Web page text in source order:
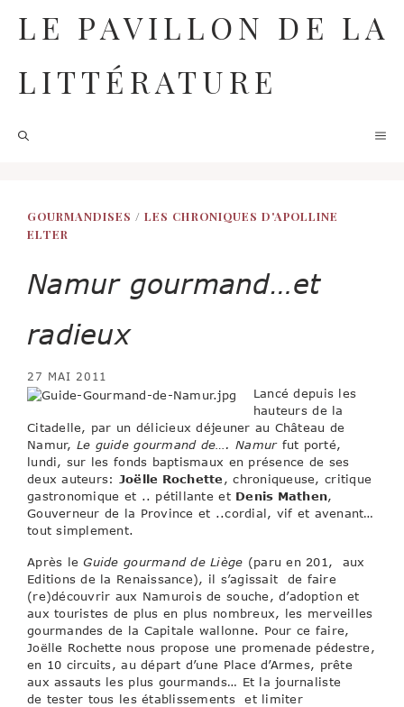
contenu
LE PAVILLON DE LA
LITTÉRATURE
GOURMANDISES /LES CHRONIQUES D'APOLLINE
ELTER
Namur gourmand…et
radieux
27 MAI 2011
Lancé depuis les
hauteurs de la
Citadelle, par un délicieux déjeuner au Château de
Namur, Le guide gourmand de…. Namur fut porté,
lundi, sur les fonds baptismaux en présence de ses
deux auteurs: Joëlle Rochette , chroniqueuse, critique
gastronomique et .. pétillante et Denis Mathen,
Gouverneur de la Province et ..cordial, vif et avenant…
tout simplement.
Après leGuide gourmand de Liège (paru en 201, aux
Editions de la Renaissance), il s’agissait de faire
(re)découvrir aux Namurois de souche, d’adoption et
aux touristes de plus en plus nombreux, les merveilles
gourmandes de la Capitale wallonne. Pour ce faire,
Joëlle Rochette nous propose une promenade pédestre,
en 10 circuits, au départ d’une Place d’Armes, prête
aux assauts les plus gourmands… Et la journaliste
de tester tous les établissements et limiter